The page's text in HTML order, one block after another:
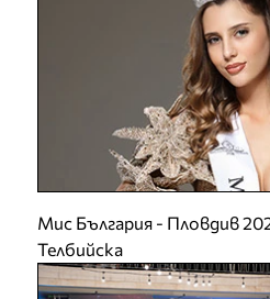
Мис България - Пловдив
Телбийска